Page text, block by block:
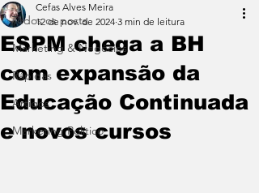
Todos os posts
Marketing & Negócios
Rápidas
Artigos
Marketing Político
ESPM chega a BH
com expansão da
Educação Continuada
e novos cursos
Cefas Alves Meira
12 de nov. de 2024 3 min de leitura